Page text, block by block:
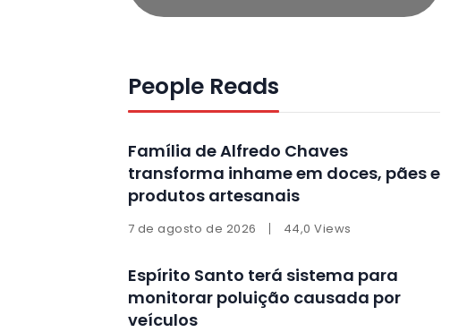
People Reads
Família de Alfredo Chaves
transforma inhame em doces, pães e
produtos artesanais
7 de agosto de 2026 44,0 Views
Espírito Santo terá sistema para
monitorar poluição causada por
veículos